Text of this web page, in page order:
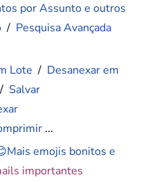
por Assunto e outros
/ Pesquisa Avançada
Lote / Desanexar em
/ Salvar
...
emojis bonitos e
importantes